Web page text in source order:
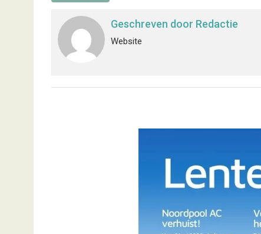
Geschreven door Redactie
Website